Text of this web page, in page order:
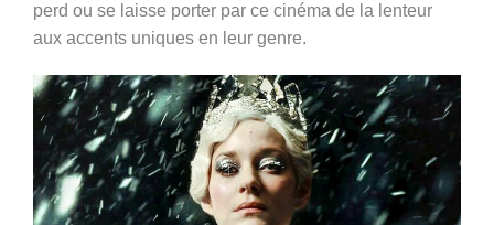
perd ou se laisse porter par ce cinéma de la lenteur
aux accents uniques en leur genre.